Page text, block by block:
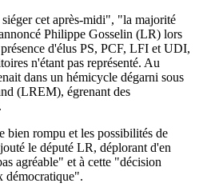
cet après-midi", "la majorité
Philippe Gosselin (LR) lors
d'élus PS, PCF, LFI et UDI,
n'étant pas représenté. Au
dans un hémicycle dégarni sous
(LREM), égrenant des
bien rompu et les possibilités de
le député LR, déplorant d'en
agréable" et à cette "décision
démocratique".